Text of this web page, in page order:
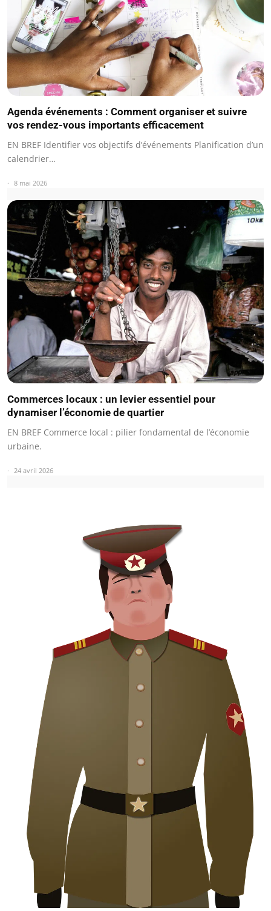
Agenda événements : Comment organiser et suivre
vos rendez-vous importants efficacement
EN BREF Identifier vos objectifs d’événements Planification d’un
calendrier…
8 mai 2026
Commerces locaux : un levier essentiel pour
dynamiser l’économie de quartier
EN BREF Commerce local : pilier fondamental de l’économie
urbaine.
24 avril 2026